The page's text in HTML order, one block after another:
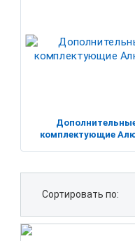
комплектующие
Сортировать по: